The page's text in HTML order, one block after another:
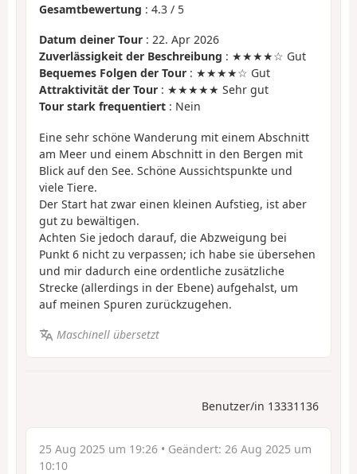
Gesamtbewertung : 4.3 / 5
Datum deiner Tour : 22. Apr 2026
Zuverlässigkeit der Beschreibung : ★★★★☆ Gut
Bequemes Folgen der Tour : ★★★★☆ Gut
Attraktivität der Tour : ★★★★★ Sehr gut
Tour stark frequentiert : Nein
Eine sehr schöne Wanderung mit einem Abschnitt
am Meer und einem Abschnitt in den Bergen mit
Blick auf den See. Schöne Aussichtspunkte und
viele Tiere.
Der Start hat zwar einen kleinen Aufstieg, ist aber
gut zu bewältigen.
Achten Sie jedoch darauf, die Abzweigung bei
Punkt 6 nicht zu verpassen; ich habe sie übersehen
und mir dadurch eine ordentliche zusätzliche
Strecke (allerdings in der Ebene) aufgehalst, um
auf meinen Spuren zurückzugehen.
Maschinell übersetzt
Benutzer/in 13331136
25 Aug 2025 um 19:26 • Geändert: 26 Aug 2025 um
10:10